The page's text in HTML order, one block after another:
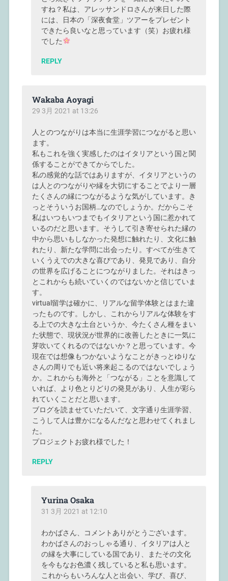
すね？私は、アレッサンドロさんが来日した際
には、日本の「深夜食堂」ツアーをプレゼント
できたら良いなと思っています（笑）お疲れ様
でした
REPLY
Wakaba Aoyagi
29 3月 2021 at 13:26
人とのつながりは本当に生涯学習につながると思い
ます。
私もこれを強く実感したのはイタリアという国と関
係することができてからでした。
私の感覚的な話ではありますが、イタリアというの
は人とのつながりや縁を大切にすることでより一層
たくさんの縁につながるような気がしています。き
っとそういうお国柄…なのでしょうか。だからこそ
私はいつもいつまでもイタリアという国に惹かれて
いるのだと思います。そうして引き寄せられた縁の
中から思いもしなかった発想に触れたり、文化に触
れたり、新たな学問に出会ったり。すべてが生きて
いくうえでの大きな喜びであり、発見であり、自分
の世界を広げることにつながりました。それはきっ
とこれからも続いていくのではないかと信じていま
す。
virtual留学は確かに、リアルな留学体験とはまた違
ったものです。しかし、これからリアルな体験をす
る上での大きな土台というか、今たくさん種をまい
た状態で、現状況が世界的に改善したときに一気に
芽吹いてくれるのではないか？と思っています。今
現在では想像もつかないようなことがきっとゆりな
さんの周りでも近い将来起こるのではないでしょう
か。これからも海外と「つながる」ことを意識して
いれば、より色とりどりの発見があり、人生が彩ら
れていくことだと思います。
ブログを読ませていただいて、文字通り生涯学習、
こうして人は豊かになるんだなと思わせてくれまし
た。
プロジェクトお疲れ様でした！
REPLY
Yurina Osaka
31 3月 2021 at 12:10
わかばさん、コメントありがとうございます。
わかばさんのおっしゃる通り、イタリアは人と
の縁を大事にしている国であり、またその文化
を今もなお色濃く残していると私も思います。
これからもいろんな人と出会い、学び、喜び、